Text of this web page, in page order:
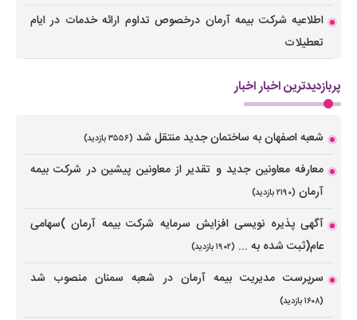
اطلاعیه شرکت بیمه آرمان درخصوص تداوم ارائه خدمات در ایام
تعطیلات
پربازدیدترین اخبار اخبار
شعبه اصفهان به ساختمان جدید منتقل شد (۳۵۵۶ بازدید)
معارفه معاونین جدید و تقدیر از معاونین پیشین در شرکت بیمه
آرمان (۲۱۹۰ بازدید)
آگهی پذیره نویسی افزایش سرمایه شرکت بیمه آرمان )سهامی
عام(ثبت شده به ... (۱۹۰۲ بازدید)
سرپرست مدیریت بیمه آرمان در شعبه‌ سمنان منصوب شد
(۱۶۰۸ بازدید)